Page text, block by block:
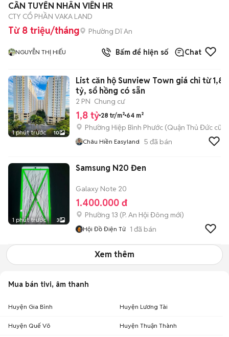
CẦN TUYỂN NHÂN VIÊN HR
CTY CỔ PHẦN VAKA LAND
Từ 8 triệu/tháng Phường Dĩ An
NGUYỄN THỊ HIẾU Bấm để hiện số Chat
1 phút trước 10
List căn hộ Sunview Town giá chỉ từ 1,8
tỷ, sổ hồng có sẵn
2 PN Chung cư
1,8 tỷ 28 tr/m² 64 m²
Phường Hiệp Bình Phước (Quận Thủ Đức cũ)
Châu Hiền Easyland 5 đã bán
1 phút trước 3
Samsung N20 Đen
Galaxy Note 20
1.400.000 đ
Phường 13 (P. An Hội Đông mới)
Hội Đồ Điện Tử 1 đã bán
Xem thêm
Mua bán tivi, âm thanh
Huyện Gia Bình Huyện Lương Tài
Huyện Quế Võ Huyện Thuận Thành